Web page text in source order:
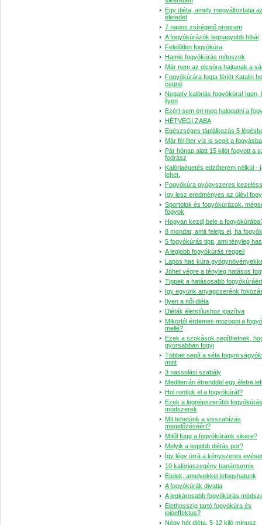
Egy diéta, amely megváltoztatja
életedet
7 napos zsírégető program
A fogyókúrázók legnagyobb hibái
Felelőtlen fogyókúra
Hamis fogyókúrás mítoszok
Már nem az olcsóra hajtanak a
Fo­gyó­kú­rára fogta fér­jét Ka­ta­lin
cegné
Negatív kalóriás fogyókúra! Igen,
ilyen
Ezért sem éri meg halogatni a
HÉTVÉGI ZABA
Egészséges táplálkozás 5
Már fél liter víz is segít a
Pár hónap alatt 15 kilót fo­gyott a
fod­rász
Kalóriaégetés edzőterem nélkül -
lehet.
Fogyókúra gyógyszeres
Így lesz eredményes az újévi
Sportolok és fogyókúrázok,
fogyok
Hogyan kezdj bele a
8 mondat, amit felejts el, ha
5 fogyókúrás tipp, ami tényleg
A legjobb fogyókúrás reggeli
Lapos has kúra
Jöhet végre a tényleg hatásos
Tippek a hatásosabb fogyókúráért
Így együnk anyagcserénk
Ilyen a női diéta
Diéták életstílushoz igazítva
Mikortól érdemes mozogni a
mellé?
Ezek a szokások segíthetnek,
gyorsabban fogyj
Többet segít a séta fogyni
mint
3 nassolási szabály
Mediterrán étrenddel egy életre
Hol rontjuk el a fogyókúrát?
Ezek a legnépszerűbb fogyókúrás
módszerek
Mit tehetünk a visszahízás
megelőzéséért?
Mitől függ a fogyókúránk sikere?
Melyik a legjobb diétás por?
Így légy úrrá a kényszeres
10 kalóriaszegény banánturmix
Ételek, amelyekkel lefogyhatunk
A fogyókúrák divatja
A legkárosabb fogyókúrás
Élethosszig tartó fogyókúra és
jojóeffektus?
Négy hét diéta, 5-12 kiló mínusz